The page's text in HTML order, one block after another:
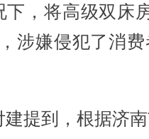
下，将高级双床
涉嫌侵犯了消
到，根据济南